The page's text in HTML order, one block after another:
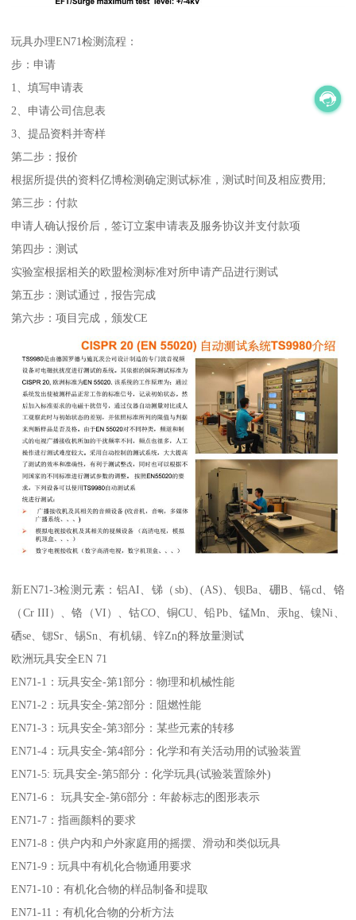
玩具办理EN71检测流程：
步：申请
1、填写申请表
2、申请公司信息表
3、提品资料并寄样
第二步：报价
根据所提供的资料亿博检测确定测试标准，测试时间及相应费用;
第三步：付款
申请人确认报价后，签订立案申请表及服务协议并支付款项
第四步：测试
实验室根据相关的欧盟检测标准对所申请产品进行测试
第五步：测试通过，报告完成
第六步：项目完成，颁发CE
新EN71-3检测元素：铝AI、锑（sb)、(AS)、钡Ba、硼B、镉cd、铬
（Cr III）、铬（VI）、钴CO、铜CU、铅Pb、锰Mn、汞hg、镍Ni、
硒se、锶Sr、锡Sn、有机锡、锌Zn的释放量测试
欧洲玩具安全EN 71
EN71-1：玩具安全-第1部分：物理和机械性能
EN71-2：玩具安全-第2部分：阻燃性能
EN71-3：玩具安全-第3部分：某些元素的转移
EN71-4：玩具安全-第4部分：化学和有关活动用的试验装置
EN71-5: 玩具安全-第5部分：化学玩具(试验装置除外)
EN71-6： 玩具安全-第6部分：年龄标志的图形表示
EN71-7：指画颜料的要求
EN71-8：供户内和户外家庭用的摇摆、滑动和类似玩具
EN71-9：玩具中有机化合物通用要求
EN71-10：有机化合物的样品制备和提取
EN71-11：有机化合物的分析方法